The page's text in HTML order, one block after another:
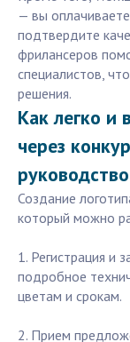
— вы
подтвердите
фрилансеров
специалистов,
решения.
Как легко и
через
руководство
Создание
который можно
1. Регистрация и
подробное
цветам и срокам.
2. Прием